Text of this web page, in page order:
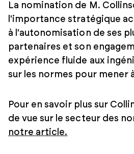
La nomination de M.
l'importance stratégique
à l'autonomisation de ses
partenaires et son
expérience fluide aux
sur les normes pour mener
Pour en savoir plus sur
de vue sur le secteur des
notre article.